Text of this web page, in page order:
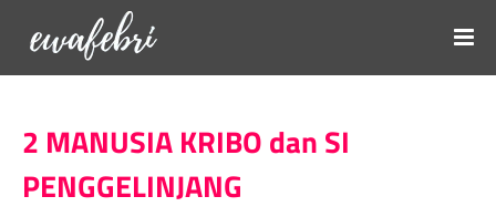
2 MANUSIA KRIBO dan SI
PENGGELINJANG